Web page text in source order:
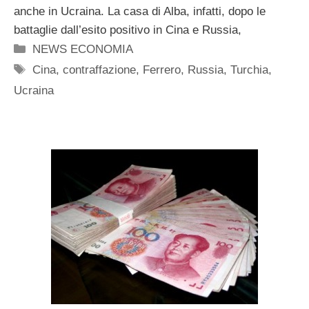
anche in Ucraina. La casa di Alba, infatti, dopo le
battaglie dall’esito positivo in Cina e Russia,
Categorie
NEWS ECONOMIA
Tag
Cina,contraffazione, Ferrero, Russia,Turchia,
Ucraina